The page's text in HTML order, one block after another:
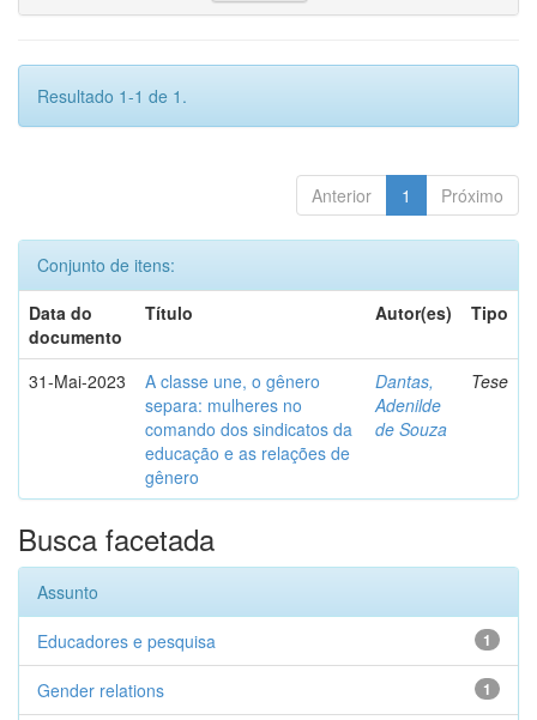
Resultado 1-1 de 1.
Anterior 1 Próximo
Conjunto de itens:
Data do
documento
Título Autor(es) Tipo
31-Mai-2023
A classe une, o gênero
separa: mulheres no
comando dos sindicatos da
educação e as relações de
gênero
Dantas,
Adenilde
de Souza
Tese
Busca facetada
Assunto
1
Educadores e pesquisa
1
Gender relations